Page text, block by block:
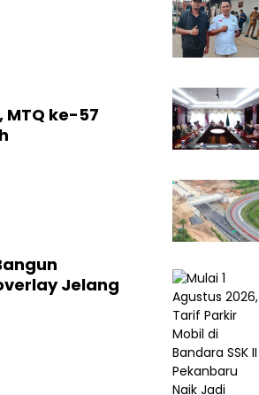
ke-57
Jelang